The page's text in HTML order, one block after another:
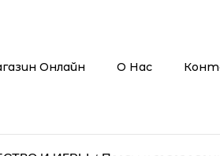
Онлайн О Нас